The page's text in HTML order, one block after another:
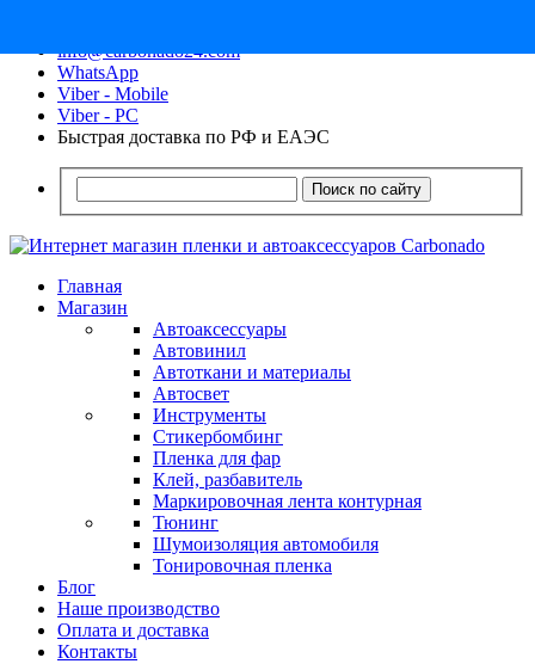
info@carbonado24.com
WhatsApp
Viber - Mobile
Viber - PC
Быстрая доставка по РФ и ЕАЭС
Поиск по сайту
Главная
Магазин
Автоаксессуары
Автовинил
Автоткани и материалы
Автосвет
Инструменты
Стикербомбинг
Пленка для фар
Клей, разбавитель
Маркировочная лента контурная
Тюнинг
Шумоизоляция автомобиля
Тонировочная пленка
Блог
Наше производство
Оплата и доставка
Контакты